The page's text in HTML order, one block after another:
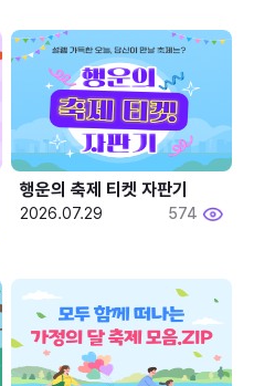
행운의 축제 티켓 자판기
2026.07.29 574